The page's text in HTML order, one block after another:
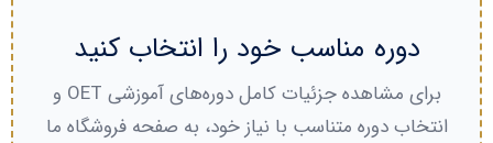
دوره مناسب خود را انتخاب کنید
برای مشاهده جزئیات کامل دوره‌های آموزشی OET و
انتخاب دوره متناسب با نیاز خود، به صفحه فروشگاه ما